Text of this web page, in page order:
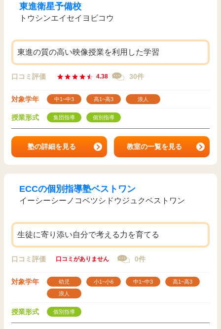
東進衛星予備校
トウシンエイセイヨビコウ
東進の質の高い映像授業を利用した学習
口コミ評価 4.38 30件
対象学年 中1~中3 高1~高3 浪人
授業形式 集団指導 個別指導
塾の詳細を見る 教室の一覧を見る
ECCの個別指導塾ベストワン
イーシーシーノコベツシドウジュクベストワン
生徒に寄り添い自分で考える力を育てる
口コミ評価 口コミがありません 0件
対象学年 幼児 小1~小6 中1~中3
高1~高3
浪人
授業形式 個別指導